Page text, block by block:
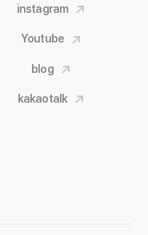
instagram
Youtube
blog
kakaotalk